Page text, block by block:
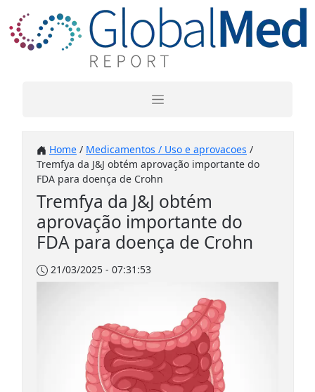
Home / Medicamentos / Uso e aprovacoes /
Tremfya da J&J obtém aprovação importante do
FDA para doença de Crohn
Tremfya da J&J obtém
aprovação importante do
FDA para doença de Crohn
21/03/2025 - 07:31:53